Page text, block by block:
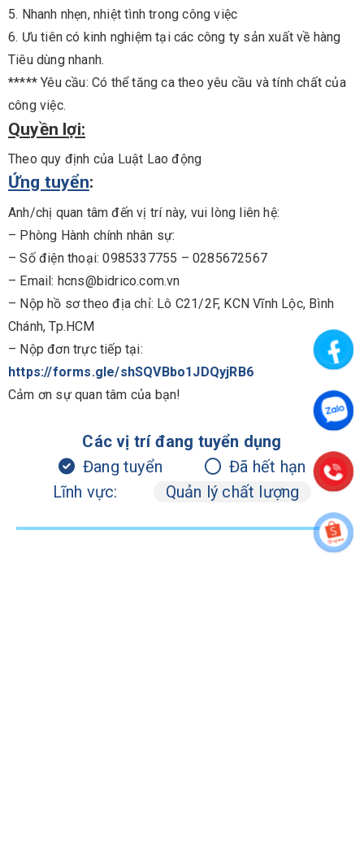
5. Nhanh nhẹn, nhiệt tình trong công việc
6. Ưu tiên có kinh nghiệm tại các công ty sản xuất về hàng
Tiêu dùng nhanh.
***** Yêu cầu: Có thể tăng ca theo yêu cầu và tính chất của
công việc.
Quyền lợi:
Theo quy định của Luật Lao động
Ứng tuyển:
Anh/chị quan tâm đến vị trí này, vui lòng liên hệ:
– Phòng Hành chính nhân sự:
– Số điện thoại: 0985337755 – 0285672567
– Email: hcns@bidrico.com.vn
– Nộp hồ sơ theo địa chỉ: Lô C21/2F, KCN Vĩnh Lộc, Bình
Chánh, Tp.HCM
– Nộp đơn trực tiếp tại:
https://forms.gle/shSQVBbo1JDQyjRB6
Cảm ơn sự quan tâm của bạn!
Các vị trí đang tuyển dụng
Đang tuyển
Đã hết hạn
Lĩnh vực:
Quản lý chất lượng